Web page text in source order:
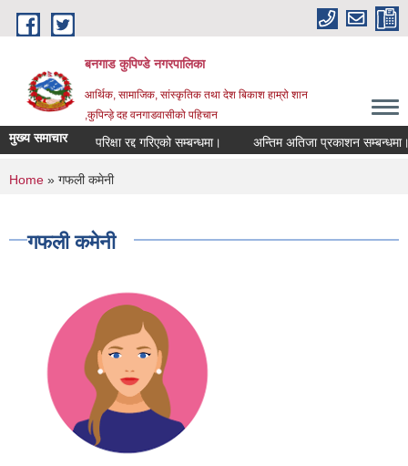
Skip to main content
बनगाड कुपिण्डे नगरपालिका
आर्थिक, सामाजिक, सांस्कृतिक तथा देश बिकाश हाम्रो शान
,कुपिन्ड़े दह वनगाडवासीको पहिचान
मुख्य समाचार परिक्षा रद्द गरिएको सम्बन्धमा। अन्तिम अतिजा प्रकाशन सम्बन्धमा।
You are here
Home » गफली कमेनी
गफली कमेनी